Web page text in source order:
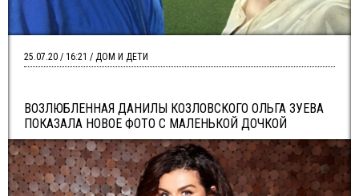
ВОЗЛЮБЛЕННАЯ ДАНИЛЫ КОЗЛОВСКОГО ОЛЬГА ЗУЕВА
ПОКАЗАЛА НОВОЕ ФОТО С МАЛЕНЬКОЙ ДОЧКОЙ
25.07.20 / 16:21 / ДОМ И ДЕТИ